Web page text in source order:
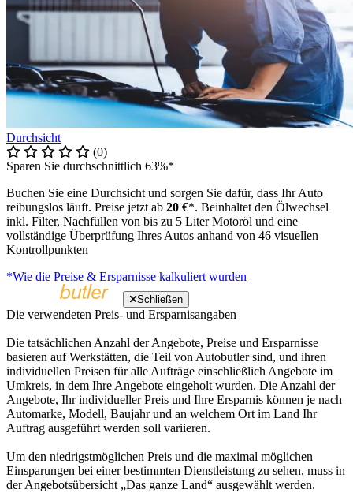
Durchsicht
(0)
Sparen Sie durchschnittlich 63%*
Buchen Sie eine Durchsicht und sorgen Sie dafür, dass Ihr Auto
reibungslos läuft. Preise jetzt ab 20 €*. Beinhaltet den Ölwechsel
inkl. Filter, Nachfüllen von bis zu 5 Liter Motoröl und eine
vollständige Überprüfung Ihres Autos anhand von 46 visuellen
Kontrollpunkten
*Wie die Preise & Ersparnisse kalkuliert wurden
Schließen
Die verwendeten Preis- und Ersparnisangaben
Die tatsächlichen Anzahl der Angebote, Preise und Ersparnisse
basieren auf Werkstätten, die Teil von Autobutler sind, und ihren
individuellen Preisen für alle Aufträge einschließlich Angebote im
Umkreis, in dem Ihre Angebote eingeholt wurden. Die Anzahl der
Angebote, Ihr individueller Preis und Ihre Ersparnis können je nach
Automarke, Modell, Baujahr und an welchem Ort im Land Ihr
Auftrag ausgeführt werden soll variieren.
Um den niedrigstmöglichen Preis und die maximal möglichen
Einsparungen bei einer bestimmten Dienstleistung zu sehen, muss in
der Angebotsübersicht „Das ganze Land“ ausgewählt werden.